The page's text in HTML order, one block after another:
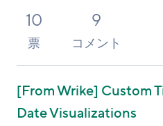
10
票
9
コメント
[From Wrike] Custom
Date Visualizations